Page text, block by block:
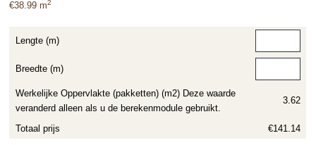
€38.99 m2
Lengte (m)
Breedte (m)
Werkelijke Oppervlakte (pakketten) (m2) Deze waarde
veranderd alleen als u de berekenmodule gebruikt.
3.62
Totaal prijs €141.14